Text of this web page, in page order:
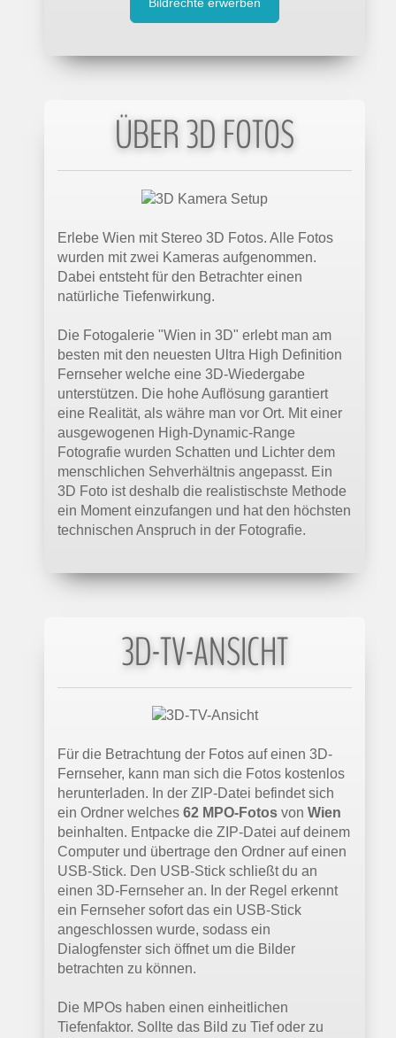
ÜBER 3D FOTOS
Erlebe Wien mit Stereo 3D Fotos. Alle Fotos
wurden mit zwei Kameras aufgenommen.
Dabei entsteht für den Betrachter einen
natürliche Tiefenwirkung.
Die Fotogalerie "Wien in 3D" erlebt man am
besten mit den neuesten Ultra High Definition
Fernseher welche eine 3D-Wiedergabe
unterstützen. Die hohe Auflösung garantiert
eine Realität, als währe man vor Ort. Mit einer
ausgewogenen High-Dynamic-Range
Fotografie wurden Schatten und Lichter dem
menschlichen Sehverhältnis angepasst. Ein
3D Foto ist deshalb die realistischste Methode
ein Moment einzufangen und hat den höchsten
technischen Anspruch in der Fotografie.
3D-TV-ANSICHT
Für die Betrachtung der Fotos auf einen 3D-
Fernseher, kann man sich die Fotos kostenlos
herunterladen. In der ZIP-Datei befindet sich
ein Ordner welches 62 MPO-Fotos von Wien
beinhalten. Entpacke die ZIP-Datei auf deinem
Computer und übertrage den Ordner auf einen
USB-Stick. Den USB-Stick schließt du an
einen 3D-Fernseher an. In der Regel erkennt
ein Fernseher sofort das ein USB-Stick
angeschlossen wurde, sodass ein
Dialogfenster sich öffnet um die Bilder
betrachten zu können.
Die MPOs haben einen einheitlichen
Tiefenfaktor. Sollte das Bild zu Tief oder zu